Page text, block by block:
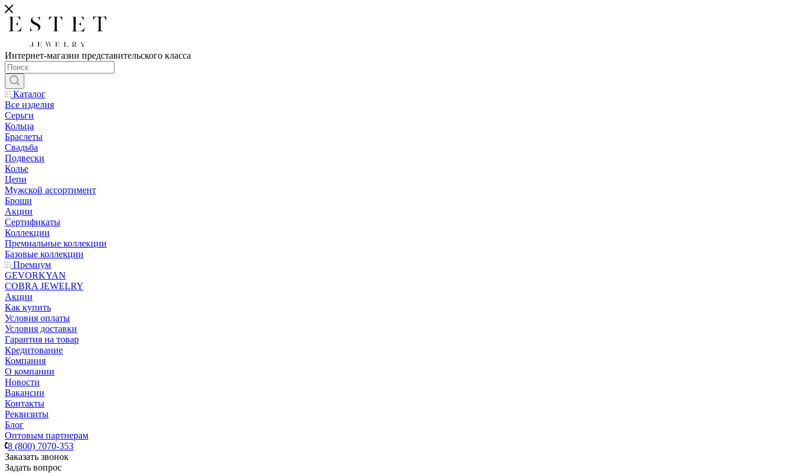
Интернет-магазин представительского класса
Каталог
Все изделия
Серьги
Кольца
Браслеты
Свадьба
Подвески
Колье
Цепи
Мужской ассортимент
Броши
Акции
Сертификаты
Коллекции
Премиальные коллекции
Базовые коллекции
Премиум
GEVORKYAN
COBRA JEWELRY
Акции
Как купить
Условия оплаты
Условия доставки
Гарантия на товар
Кредитование
Компания
О компании
Новости
Вакансии
Контакты
Реквизиты
Блог
Оптовым партнерам
8 (800) 7070-353
Заказать звонок
Задать вопрос